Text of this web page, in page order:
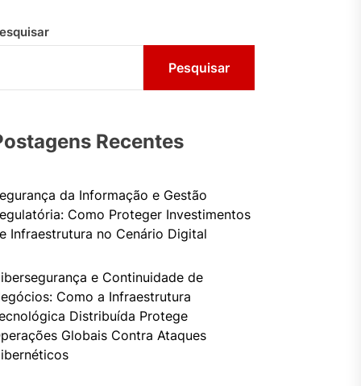
Pesquisar
Recentes
da Informação e Gestão
Como Proteger Investimentos
Infraestrutura no Cenário Digital
e Continuidade de
Como a Infraestrutura
Distribuída Protege
Globais Contra Ataques